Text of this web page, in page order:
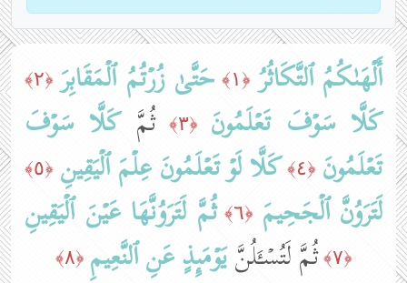
أَلۡهَىٰكُمُ ٱلتَّكَاثُرُ ﴿١﴾ حَتَّىٰ زُرۡتُمُ ٱلۡمَقَابِرَ ﴿٢﴾
كَلَّا سَوۡفَ تَعۡلَمُونَ ﴿٣﴾ ثُمَّكَلَّا سَوۡفَ
تَعۡلَمُونَ ﴿٤﴾ كَلَّا لَوۡ تَعۡلَمُونَ عِلۡمَ ٱلۡیَقِینِ ﴿٥﴾
لَتَرَوُنَّ ٱلۡجَحِیمَ ﴿٦﴾ ثُمَّ لَتَرَوُنَّهَا عَیۡنَ ٱلۡیَقِینِ
﴿٧﴾ ثُمَّ لَتُسۡـَٔلُنَّیَوۡمَىِٕذٍعَنِ ٱلنَّعِیمِ ﴿٨﴾